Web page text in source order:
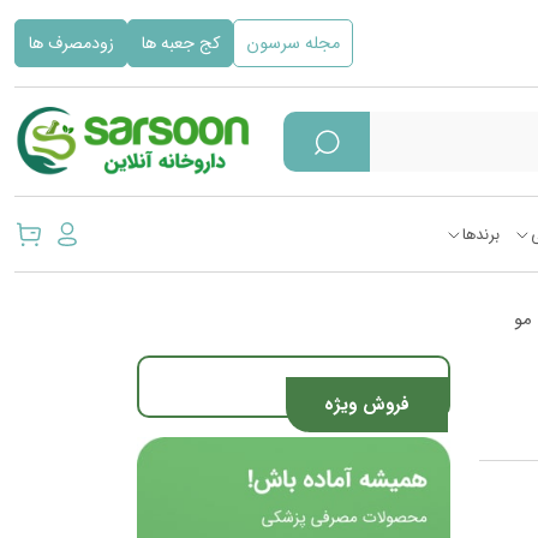
مجله سرسون کج جعبه ها زودمصرف ها
برندها
فروش ویژه